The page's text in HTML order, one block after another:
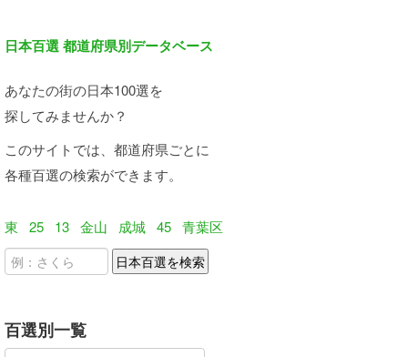
日本百選 都道府県別データベース
あなたの街の日本100選を
探してみませんか？
このサイトでは、都道府県ごとに
各種百選の検索ができます。
東 25 13 金山 成城 45 青葉区
百選別一覧